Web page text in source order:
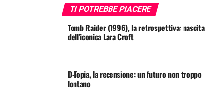
TI POTREBBE PIACERE
Tomb Raider (1996), la retrospettiva: nascita
dell’iconica Lara Croft
D-Topia, la recensione: un futuro non troppo
lontano